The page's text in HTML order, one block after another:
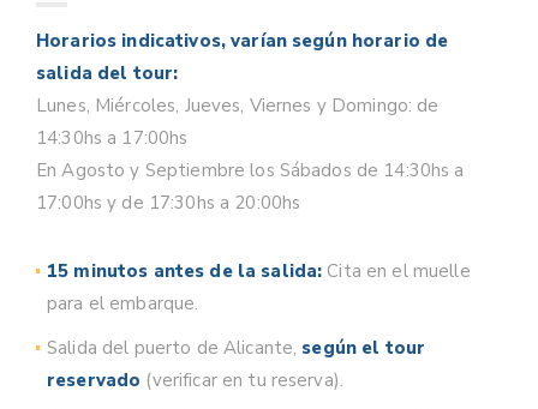
Horarios indicativos, varían según horario de
salida del tour:
Lunes, Miércoles, Jueves, Viernes y Domingo: de
14:30hs a 17:00hs
En Agosto y Septiembre los Sábados de 14:30hs a
17:00hs y de 17:30hs a 20:00hs
15 minutos antes de la salida: Cita en el muelle
para el embarque.
Salida del puerto de Alicante, según el tour
reservado (verificar en tu reserva).